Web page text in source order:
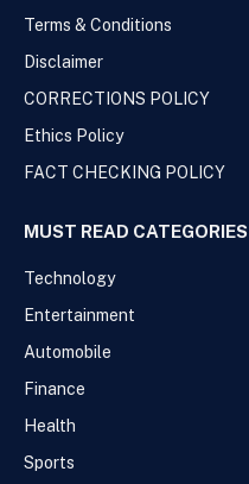
Terms & Conditions
Disclaimer
CORRECTIONS POLICY
Ethics Policy
FACT CHECKING POLICY
MUST READ CATEGORIES
Technology
Entertainment
Automobile
Finance
Health
Sports